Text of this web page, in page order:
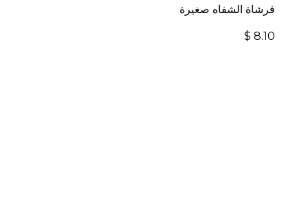
فرشاة الشفاه صغيرة
$ 8.10